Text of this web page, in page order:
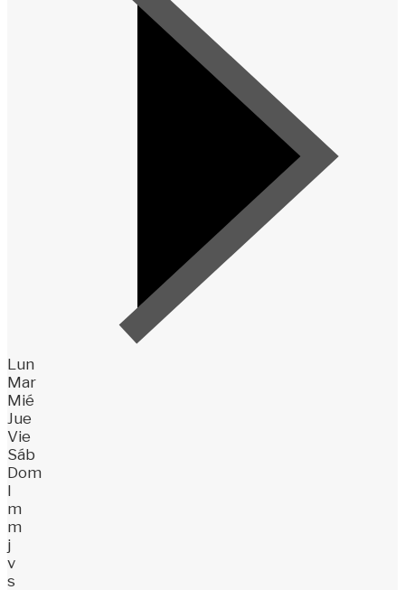
Lun
Mar
Mié
Jue
Vie
Sáb
Dom
l
m
m
j
v
s